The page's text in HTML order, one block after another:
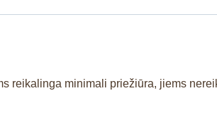
reikalinga minimali priežiūra, jiems